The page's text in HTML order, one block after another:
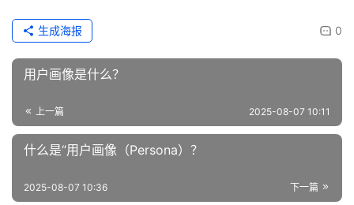
0
生成海报
用户画像是什么？
上一篇 2025-08-07 10:11
什么是“用户画像（Persona）？
下一篇
2025-08-07 10:36